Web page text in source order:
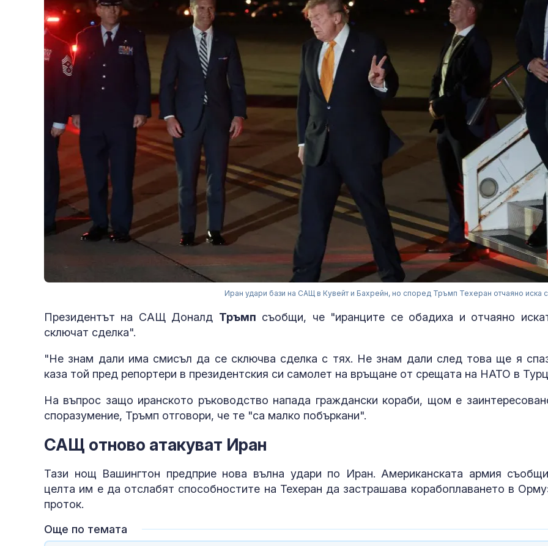
Иран удари бази на САЩ в Кувейт и Бахрейн, но според Тръмп Техеран отчаяно иска
Президентът на САЩ Доналд Тръмп съобщи, че "иранците се обадиха и отчаяно
сключат сделка".
"Не знам дали има смисъл да се сключва сделка с тях. Не знам дали след това ще я
каза той пред репортери в президентския си самолет на връщане от срещата на НАТО в
На въпрос защо иранското ръководство напада граждански кораби, щом е
споразумение, Тръмп отговори, че те "са малко побъркани".
САЩ отново атакуват Иран
Тази нощ Вашингтон предприе нова вълна удари по Иран. Американската армия
целта им е да отслабят способностите на Техеран да застрашава корабоплаването в
проток.
Още по темата
“Галъп”: 42%
първите 100
управление